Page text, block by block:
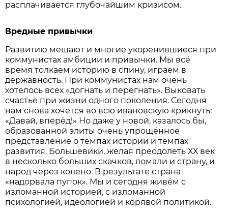
расплачивается глубочайшим кризисом.
Вредные привычки
Развитию мешают и многие укоренившиеся при
коммунистах амбиции и привычки. Мы всё
время толкаем историю в спину, играем в
державность. При коммунистах нам очень
хотелось всех «догнать и перегнать». Выковать
счастье при жизни одного поколения. Сегодня
нам снова хочется во всю ивановскую крикнуть:
«Давай, вперёд!» Но даже у новой, казалось бы,
образованной элиты очень упрощённое
представление о темпах истории и темпах
развития. Большевики, желая преодолеть ХХ век
в несколько больших скачков, ломали и страну, и
народ через колено. В результате страна
«надорвала пупок». Мы и сегодня живём с
изломанной историей, с изломанной
психологией, идеологией и корявой политикой.